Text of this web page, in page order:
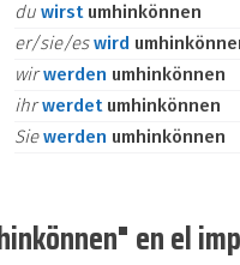
duwirst umhinkönnen
er/sie/eswird
wirwerden umhinkönnen
ihrwerdet umhinkönnen
Siewerden umhinkönnen
en el